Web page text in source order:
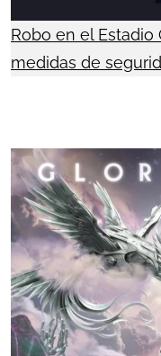
Robo en el Estadio
medidas de